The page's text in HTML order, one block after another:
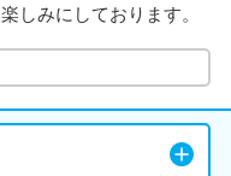
しみにしております。